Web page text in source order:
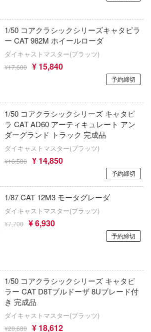
1/50 コアクラシックシリーズキャタピラ
ー CAT 982M ホイールローダ
ダイキャストマスター(プラッツ)
¥17,600 ¥ 15,840
予約締切
1/50 コアクラシックシリーズ キャタピ
ラ CAT AD60 アーティキュレート アン
ダーグランド トラック 完成品
ダイキャストマスター(プラッツ)
¥16,500 ¥ 14,850
予約締切
1/87 CAT 12M3 モータグレーダ
ダイキャストマスター(プラッツ)
¥7,700 ¥ 6,930
予約締切
1/50 コアクラシックシリーズ キャタピ
ラー CAT D8Tブルドーザ 8Uブレード付
き 完成品
ダイキャストマスター(プラッツ)
¥20,680 ¥ 18,612
弱キャラ友崎くん
しゅごキャラ！
終末トレインどこへいく?
ストライクウィッチーズ
すみっコぐらし
スーパーロボット大戦OG
涼宮ハルヒシリーズ
ストリートファイターシリーズ
スタジオジブリ
SPY×FAMILY(スパイファミリー)
Stellar Blade
MHモデルズ(ビーバーコーポレーション)
エムアイシー(M.i.C.)
HGW(ビーバーコーポレーション)
AKインタラクティブ(プラッツ)
AJMモデルス(バウマン)
AISNO Games
エスワンフォー
エレール(プラッツ)
ADKEMOTIONS(エーディーケー)
SBSモデル(ビーバーコーポレーション)
LZモデル(バウマン)
エムアンドオー
エンバートイズ
)は恋をする